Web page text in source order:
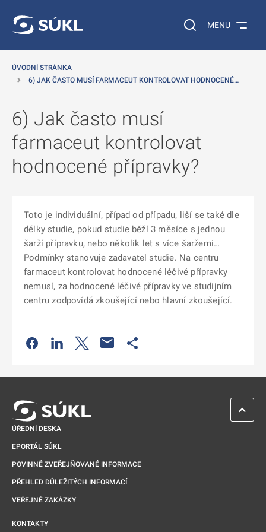
Vyhledávání na
MENU
ÚVODNÍ STRÁNKA
6) JAK ČASTO MUSÍ FARMACEUT KONTROLOVAT HODNOCENÉ…
6) Jak často musí
farmaceut kontrolovat
hodnocené přípravky?
Toto je individuální, případ od případu, liší se také dle
délky studie, pokud studie běží 3 měsíce s jednou
šarží přípravku, nebo několik let s více šaržemi…
Podmínky stanovuje zadavatel studie. Na centru
farmaceut kontrolovat hodnocené léčivé přípravky
nemusí, za hodnocené léčivé přípravky ve studijním
centru zodpovídá zkoušející nebo hlavní zkoušející.
Odkaz se otevře na nové kartě
Odkaz se otevře na nové kartě
Odkaz se otevře na nové kartě
ÚŘEDNÍ DESKA
EPORTÁL SÚKL
POVINNĚ ZVEŘEJŇOVANÉ INFORMACE
PŘEHLED DŮLEŽITÝCH INFORMACÍ
VEŘEJNÉ ZAKÁZKY
KONTAKTY
ZPĚT